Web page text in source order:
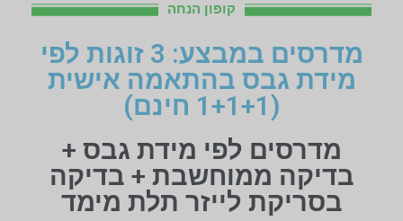
קופון הנחה
מדרסים במבצע: 3 זוגות לפי
מידת גבס בהתאמה אישית
(1+1+1 חינם)
מדרסים לפי מידת גבס +
בדיקה ממוחשבת + בדיקה
בסריקת לייזר תלת מימד